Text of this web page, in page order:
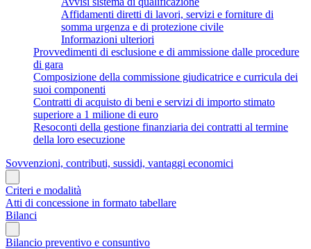
Affidamenti diretti di lavori, servizi e forniture di
somma urgenza e di protezione civile
Informazioni ulteriori
Provvedimenti di esclusione e di ammissione dalle procedure
di gara
Composizione della commissione giudicatrice e curricula dei
suoi componenti
Contratti di acquisto di beni e servizi di importo stimato
superiore a 1 milione di euro
Resoconti della gestione finanziaria dei contratti al termine
della loro esecuzione
Sovvenzioni, contributi, sussidi, vantaggi economici
Criteri e modalità
Atti di concessione in formato tabellare
Bilanci
Bilancio preventivo e consuntivo